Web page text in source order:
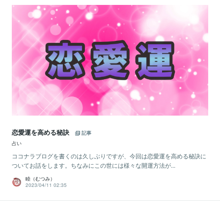
恋愛運を高める秘訣
記事
占い
ココナラブログを書くのは久しぶりですが、今回は恋愛運を高める秘訣に
ついてお話をします。ちなみにこの世には様々な開運方法が...
睦（むつみ）
2023/04/11 02:35